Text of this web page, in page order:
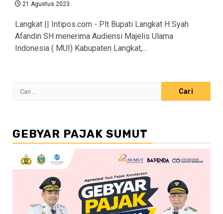
21 Agustus 2023
Langkat || Intipos.com - Plt Bupati Langkat H Syah
Afandin SH menerima Audiensi Majelis Ulama
Indonesia ( MUI) Kabupaten Langkat,...
Cari
GEBYAR PAJAK SUMUT